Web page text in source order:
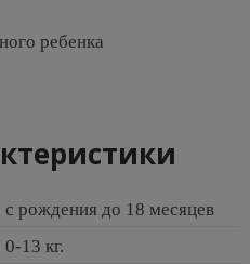
ребенка
с рождения до 18 месяцев
0-13 кг.